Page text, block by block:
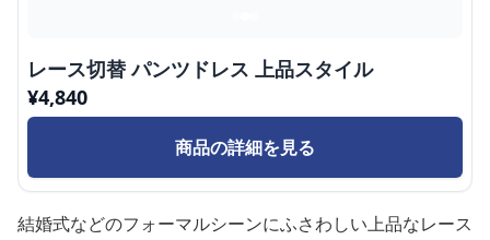
レース切替 パンツドレス 上品スタイル
¥4,840
商品の詳細を見る
結婚式などのフォーマルシーンにふさわしい上品なレース